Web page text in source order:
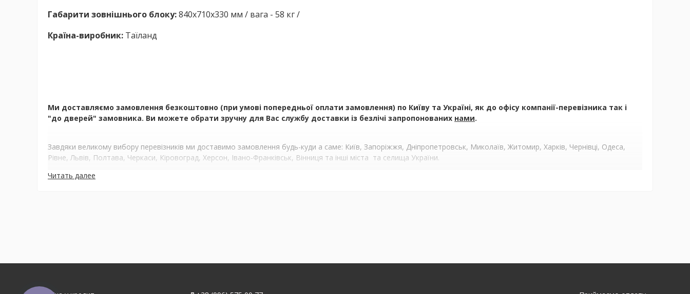
Габарити зовнішнього блоку:840x710x330 мм / вага - 58 кг /
Країна-виробник: Таїланд
Ми доставляємо замовлення безкоштовно (при умові попередньої оплати замовлення) по Київу та Україні, як до офісу компанії-перевізника так і
"до дверей" замовника. Ви можете обрати зручну для Вас службу доставки із безлічі запропонованих нами.
Завдяки великому вибору перевізників ми доставимо замовлення будь-куди а саме: Київ, Запоріжжя, Дніпропетровськ, Миколаїв, Житомир, Харків, Чернівці, Одеса,
Рівне, Львів, Полтава, Черкаси, Кіровоград, Херсон, Івано-Франківськ, Вінниця та інші міста та селища України.
Читать далее